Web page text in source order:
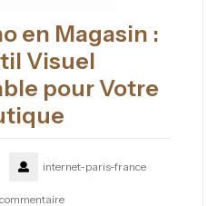
en Magasin :
Visuel
pour Votre
internet-paris-france